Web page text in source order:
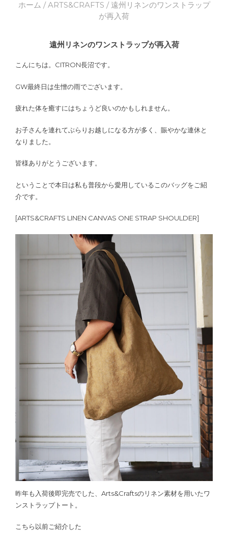
ホーム /ARTS&CRAFTS / 遠州リネンのワンストラップ
が再入荷
遠州リネンのワンストラップが再入荷
こんにちは。CITRON長沼です。
GW最終日は生憎の雨でございます。
疲れた体を癒すにはちょうど良いのかもしれません。
お子さんを連れてぶらりお越しになる方が多く、賑やかな連休と
なりました。
皆様ありがとうございます。
ということで本日は私も普段から愛用しているこのバッグをご紹
介です。
[ARTS&CRAFTS LINEN CANVAS ONE STRAP SHOULDER]
昨年も入荷後即完売でした、Arts&Craftsのリネン素材を用いたワ
ンストラップトート。
こちら以前ご紹介した